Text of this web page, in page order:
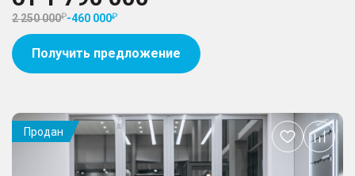
2 250 000 -460 000
Получить предложение
Продан
Добавить
в
избранное